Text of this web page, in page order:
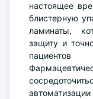
настоящее
блистерную
ламинаты,
защиту и